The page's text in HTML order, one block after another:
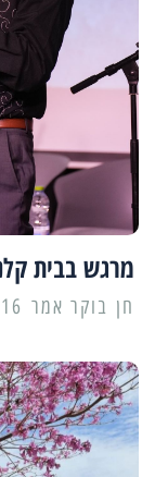
מרגש בבית
2025